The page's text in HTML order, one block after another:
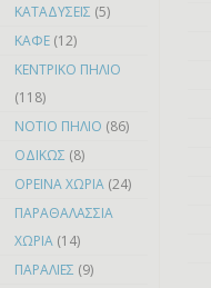
ΚΑΤΑΔΥΣΕΙΣ (5)
ΚΑΦΕ (12)
ΚΕΝΤΡΙΚΟ ΠΗΛΙΟ
(118)
ΝΟΤΙΟ ΠΗΛΙΟ (86)
ΟΔΙΚΩΣ (8)
ΟΡΕΙΝΑ ΧΩΡΙΑ (24)
ΠΑΡΑΘΑΛΑΣΣΙΑ
ΧΩΡΙΑ (14)
ΠΑΡΑΛΙΕΣ (9)